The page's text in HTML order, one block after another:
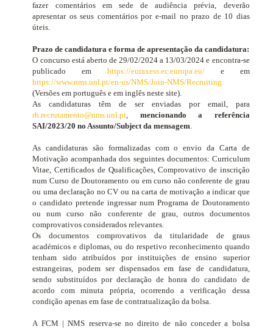
fazer comentários em sede de audiência prévia, deverão
apresentar os seus comentários por e-mail no prazo de 10 dias
úteis.
Prazo de candidatura e forma de apresentação da candidatura:
O concurso está aberto de 29/02/2024 a 13/03/2024 e encontra-se
publicado em https://euraxess.ec.europa.eu/ e em
https://www.nms.unl.pt/en-us/NMS/Join-NMS/Recruiting
(Versões em português e em inglês neste site).
As candidaturas têm de ser enviadas por email, para
rh.recrutamento@nms.unl.pt, mencionando a referência
SAI/2023/20 no Assunto/Subject da mensagem.
As candidaturas são formalizadas com o envio da Carta de
Motivação acompanhada dos seguintes documentos: Curriculum
Vitae, Certificados de Qualificações, Comprovativo de inscrição
num Curso de Doutoramento ou em curso não conferente de grau
ou uma declaração no CV ou na carta de motivação a indicar que
o candidato pretende ingressar num Programa de Doutoramento
ou num curso não conferente de grau, outros documentos
comprovativos considerados relevantes.
Os documentos comprovativos da titularidade de graus
académicos e diplomas, ou do respetivo reconhecimento quando
tenham sido atribuídos por instituições de ensino superior
estrangeiras, podem ser dispensados em fase de candidatura,
sendo substituídos por declaração de honra do candidato de
acordo com minuta própria, ocorrendo a verificação dessa
condição apenas em fase de contratualização da bolsa.
A FCM | NMS reserva-se no direito de não conceder a bolsa